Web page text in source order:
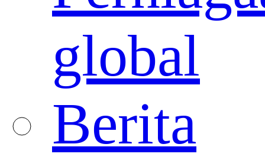
global
Berita